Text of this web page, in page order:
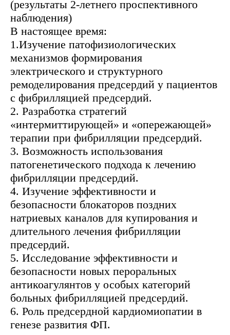
(результаты 2-летнего проспективного
наблюдения)
В настоящее время:
1.Изучение патофизиологических
механизмов формирования
электрического и структурного
ремоделирования предсердий у пациентов
с фибрилляцией предсердий.
2. Разработка стратегий
«интермиттирующей» и «опережающей»
терапии при фибрилляции предсердий.
3. Возможность использования
патогенетического подхода к лечению
фибрилляции предсердий.
4. Изучение эффективности и
безопасности блокаторов поздних
натриевых каналов для купирования и
длительного лечения фибрилляции
предсердий.
5. Исследование эффективности и
безопасности новых пероральных
антикоагулянтов у особых категорий
больных фибрилляцией предсердий.
6. Роль предсердной кардиомиопатии в
генезе развития ФП.